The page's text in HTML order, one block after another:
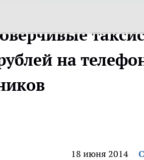
на
18 июня 2014